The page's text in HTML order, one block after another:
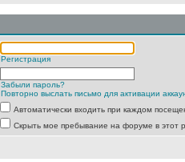
Регистрация
Забыли пароль?
Повторно выслать письмо для активации
Автоматически входить при каждом
Скрыть мое пребывание на форуме в этот